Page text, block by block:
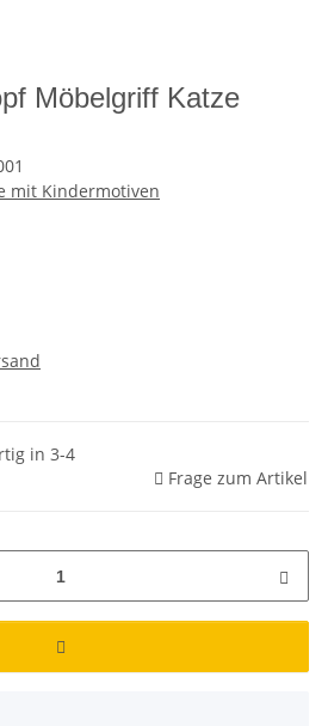
Möbelgriff Katze
mit Kindermotiven
in 3-4
Frage zum Artikel